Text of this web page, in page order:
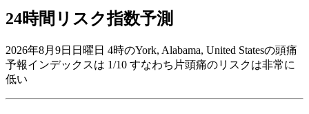
24時間リスク指数予測
2026年8月9日日曜日 4時のYork, Alabama, United Statesの頭痛
予報インデックスは 1/10 すなわち片頭痛のリスクは非常に
低い